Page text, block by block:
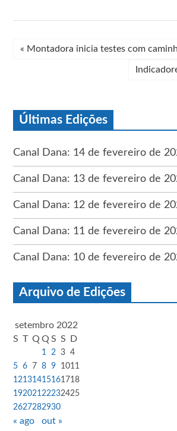
« Montadora inicia testes com
Últimas Edições
Canal Dana: 14 de fevereiro de
Canal Dana: 13 de fevereiro de
Canal Dana: 12 de fevereiro de
Canal Dana: 11 de fevereiro de
Canal Dana: 10 de fevereiro de
Arquivo de Edições
setembro 2022
S T Q Q S S D
1 2 3 4
5 6 7 8 9 1011
12131415161718
192021 22232425
2627282930
« ago out »